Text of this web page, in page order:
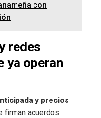
con
redes
ya operan
y precios
firman acuerdos